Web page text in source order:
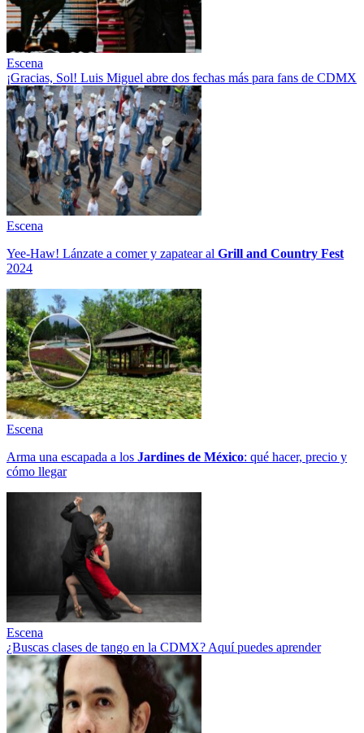
Escena
¡Gracias, Sol! Luis Miguel abre dos fechas más para fans de CDMX
Escena
Yee-Haw! Lánzate a comer y zapatear al Grill and Country Fest
2024
Escena
Arma una escapada a los Jardines de México: qué hacer, precio y
cómo llegar
Escena
¿Buscas clases de tango en la CDMX? Aquí puedes aprender